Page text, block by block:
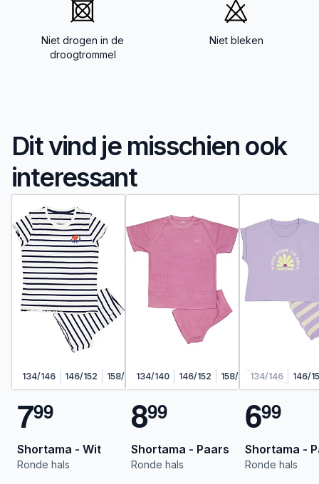
Niet drogen in de
droogtrommel
Niet bleken
Dit vind je misschien ook
interessant
134/146 146/152 158/164 170/176
799
Shortama - Wit
Ronde hals
134/140 146/152 158/164 170/176
899
Shortama - Paars
Ronde hals
134/146 146/
699
Shortama -
Ronde hals